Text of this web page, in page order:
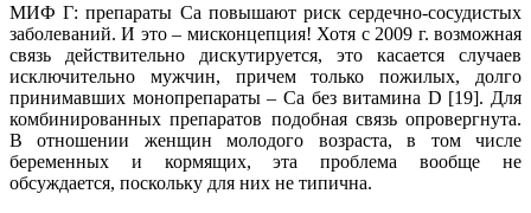
МИФ Г: препараты Са повышают риск сердечно-сосудистых
заболеваний. И это – мисконцепция! Хотя с 2009 г. возможная
связь действительно дискутируется, это касается случаев
исключительно мужчин, причем только пожилых, долго
принимавших монопрепараты – Са без витамина D [19]. Для
комбинированных препаратов подобная связь опровергнута.
В отношении женщин молодого возраста, в том числе
беременных и кормящих, эта проблема вообще не
обсуждается, поскольку для них не типична.